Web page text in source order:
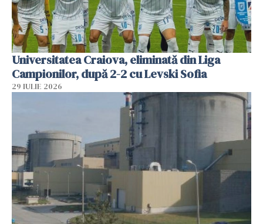
Universitatea Craiova, eliminată din Liga
Campionilor, după 2-2 cu Levski Sofia
29 IULIE 2026